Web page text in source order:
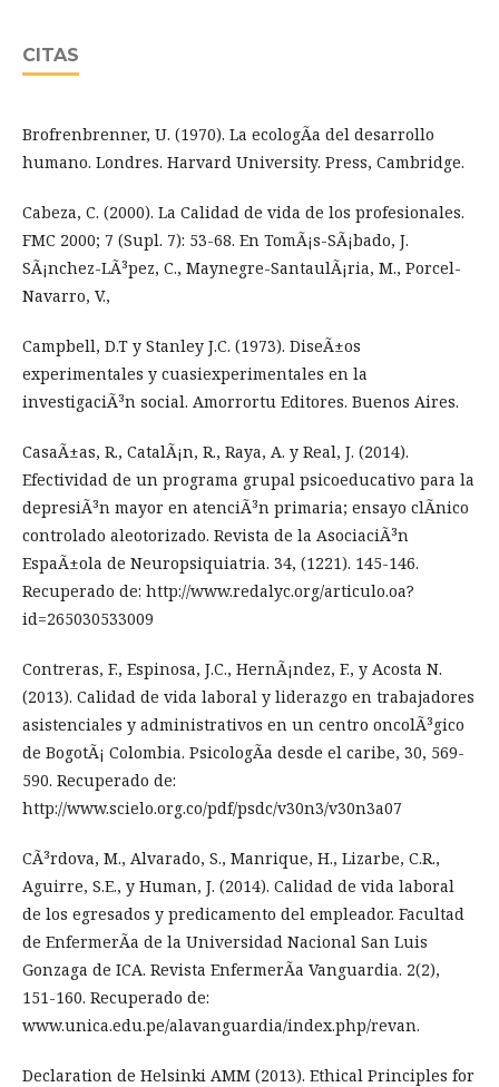
CITAS
Brofrenbrenner, U. (1970). La ecologÃ­a del desarrollo
humano. Londres. Harvard University. Press, Cambridge.
Cabeza, C. (2000). La Calidad de vida de los profesionales.
FMC 2000; 7 (Supl. 7): 53-68. En TomÃ¡s-SÃ¡bado, J.
SÃ¡nchez-LÃ³pez, C., Maynegre-SantaulÃ¡ria, M., Porcel-
Navarro, V.,
Campbell, D.T y Stanley J.C. (1973). DiseÃ±os
experimentales y cuasiexperimentales en la
investigaciÃ³n social. Amorrortu Editores. Buenos Aires.
CasaÃ±as, R., CatalÃ¡n, R., Raya, A. y Real, J. (2014).
Efectividad de un programa grupal psicoeducativo para la
depresiÃ³n mayor en atenciÃ³n primaria; ensayo clÃ­nico
controlado aleotorizado. Revista de la AsociaciÃ³n
EspaÃ±ola de Neuropsiquiatria. 34, (1221). 145-146.
Recuperado de: http://www.redalyc.org/articulo.oa?
id=265030533009
Contreras, F., Espinosa, J.C., HernÃ¡ndez, F., y Acosta N.
(2013). Calidad de vida laboral y liderazgo en trabajadores
asistenciales y administrativos en un centro oncolÃ³gico
de BogotÃ¡ Colombia. PsicologÃ­a desde el caribe, 30, 569-
590. Recuperado de:
http://www.scielo.org.co/pdf/psdc/v30n3/v30n3a07
CÃ³rdova, M., Alvarado, S., Manrique, H., Lizarbe, C.R.,
Aguirre, S.E., y Human, J. (2014). Calidad de vida laboral
de los egresados y predicamento del empleador. Facultad
de EnfermerÃ­a de la Universidad Nacional San Luis
Gonzaga de ICA. Revista EnfermerÃ­a Vanguardia. 2(2),
151-160. Recuperado de:
www.unica.edu.pe/alavanguardia/index.php/revan.
Declaration de Helsinki AMM (2013). Ethical Principles for